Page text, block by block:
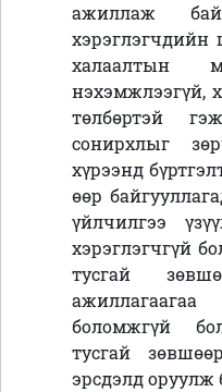
ажиллаж
хэрэглэгчдийн
халаалтын
нэхэмжлээгүй,
төлбөртэй
сонирхлыг
хүрээнд
өөр
үйлчилгээ
хэрэглэгчгүй
тусгай
боломжгүй
тусгай
эрсдэлд оруулж